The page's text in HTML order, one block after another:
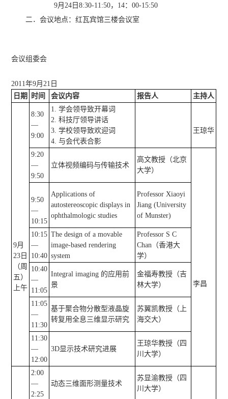
9月24日8:30-11:50，14：00-15:50
二．会议地点：红瓦宾馆三楼会议室
会议组委会
2011年9月21日
日期
时间 会议内容 报告人 主持人
9月
23日
（周
五）
上午
8:30
—
9:00
1. 学会领导致开幕词
2. 科技厅领导讲话
3. 学校领导致欢迎词
4. 与会代表合影
王琼华
9:20
—
9:50
立体视频编码与传输技术
高文教授（北京
大学）
李昌
9:50
—
10:15
Applications of
autostereoscopic displays in
ophthalmologic studies
Professor Xiaoyi
Jiang (University
of Munster)
10:15
—
10:40
The design of a movable
image-based rendering
system
Professor S C
Chan（香港大
学）
10:40
—
11:05
Integral imaging 的应用前
景
金福寿教授（吉
林大学）
11:05
—
11:30
基于聚合物分散型液晶旋
转复用全息三维显示研究
苏翼凯教授（上
海交大）
11:30
—
12:00
3D显示技术研究进展
王琼华教授（四
川大学）
2:00
—
2:25
动态三维面形测量技术
苏显渝教授（四
川大学）